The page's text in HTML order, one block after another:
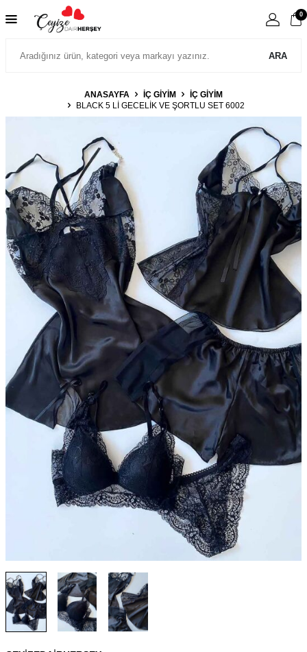
ARA
0
ANASAYFA İÇ GIYIM
İÇ GIYIM
BLACK 5 LI GECELIK VE ŞORTLU SET 6002